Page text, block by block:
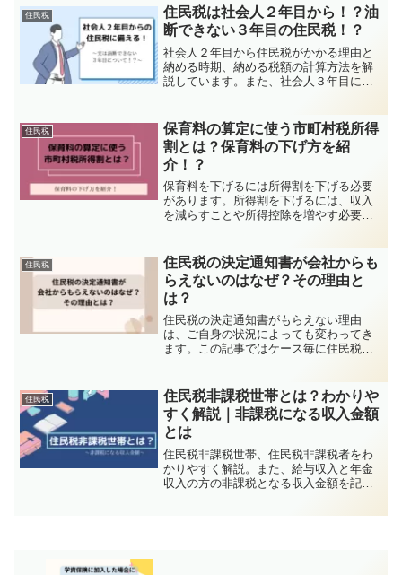
て課税される場合があり、まとまった金
額の税金の支払いが必要となるほか、他
の制度の影響も考えなくてはなりませ
ん。
住民税
住民税は社会人２年目から！？油
断できない３年目の住民税！？
社会人２年目から住民税がかかる理由と
納める時期、納める税額の計算方法を解
説しています。また、社会人３年目にも
を知ってこれから引かれる住民税に備え
ましょう！
住民税
保育料の算定に使う市町村税所得
割とは？保育料の下げ方を紹
介！？
保育料を下げるには所得割を下げる必要
があります。所得割を下げるには、収入
を減らすことや所得控除を増やす必要が
住民税
住民税の決定通知書が会社からも
らえないのはなぜ？その理由と
は？
住民税の決定通知書がもらえない理由
は、ご自身の状況によっても変わってき
ます。この記事ではケース毎に住民税の
住民税
住民税非課税世帯とは？わかりや
すく解説｜非課税になる収入金額
とは
住民税非課税世帯、住民税非課税者をわ
かりやすく解説。また、給与収入と年金
収入の方の非課税となる収入金額を記載